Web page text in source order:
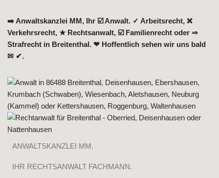
➡️ Anwaltskanzlei MM, Ihr ☑️ Anwalt. ✓ Arbeitsrecht, ❌
Verkehrsrecht, ★ Rechtsanwalt, ☑️ Familienrecht oder ⇒
Strafrecht in Breitenthal. ❤ Hoffentlich sehen wir uns bald
✉ ✔.
ANWALTSKANZLEI MM.
IHR RECHTSANWALT FACHMANN.